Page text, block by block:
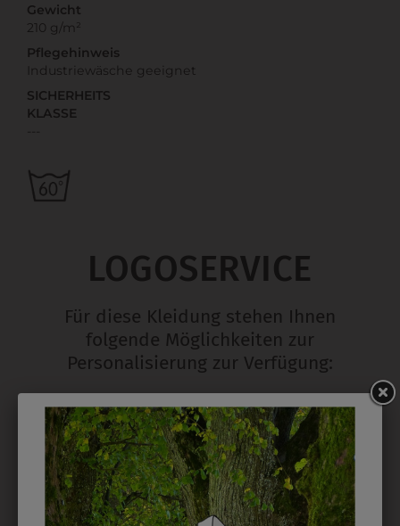
Gewicht
210 g/m²
Pflegehinweis
Industriewäsche geeignet
SICHERHEITS
KLASSE
LOGOSERVICE
Für diese Kleidung stehen Ihnen
folgende Möglichkeiten zur
Personalisierung zur Verfügung:
STICK
Ab 1 Stück möglich in vielen Farben. 5mm ist
Mindesthöhe bei einem Schriftzug. Für Logos und
Namen optimal. Waschbar bis zu 95°C.